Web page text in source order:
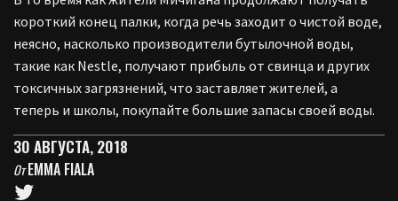
короткий конец палки, когда речь заходит о чистой воде,
неясно, насколько производители бутылочной воды,
такие как Nestle, получают прибыль от свинца и других
токсичных загрязнений, что заставляет жителей, а
теперь и школы, покупайте большие запасы своей воды.
30 АВГУСТА, 2018
ОтEMMA FIALA